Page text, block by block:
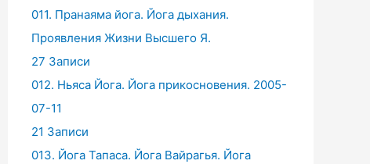
011. Пранаяма йога. Йога дыхания.
Проявления Жизни Высшего Я.
27 Записи
012. Ньяса Йога. Йога прикосновения. 2005-
07-11
21 Записи
013. Йога Тапаса. Йога Вайрагья. Йога